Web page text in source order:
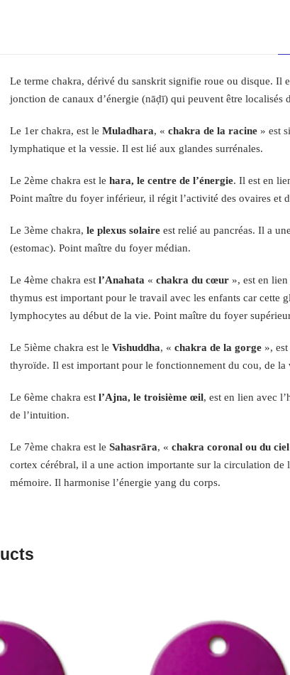
T
e
l
a
r
a
-
g
r
n
d
,
m
Le terme chakra, dérivé du sanskrit signifie roue ou disque. Il
jonction de canaux d’énergie (nāḍī) qui peuvent être
Le 1er chakra, est le Muladhara, « chakra de la racine » est
lymphatique et la vessie. Il est lié aux glandes surrénales.
Le 2ème chakra est le hara, le centre de l’énergie. Il est en
Point maître du foyer inférieur, il régit l’activité des ovaires et
Le 3ème chakra, le plexus solaire est relié au pancréas. Il a
(estomac). Point maître du foyer médian.
Le 4ème chakra est l’Anahata « chakra du cœur », est en
thymus est important pour le travail avec les enfants car cette
lymphocytes au début de la vie. Point maître du foyer
Le 5ième chakra est le Vishuddha, « chakra de la gorge »,
thyroïde. Il est important pour le fonctionnement du cou, de la
Le 6ème chakra est l’Ajna, le troisième œil, est en lien avec
de l’intuition.
Le 7ème chakra est le Sahasrāra, « chakra coronal ou du ciel
cortex cérébral, il a une action importante sur la circulation de
mémoire. Il harmonise l’énergie yang du corps.